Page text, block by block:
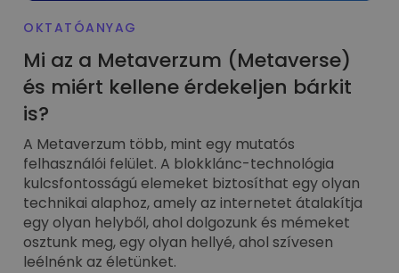
OKTATÓANYAG
Mi az a Metaverzum (Metaverse)
és miért kellene érdekeljen bárkit
is?
A Metaverzum több, mint egy mutatós
felhasználói felület. A blokklánc-technológia
kulcsfontosságú elemeket biztosíthat egy olyan
technikai alaphoz, amely az internetet átalakítja
egy olyan helyből, ahol dolgozunk és mémeket
osztunk meg, egy olyan hellyé, ahol szívesen
leélnénk az életünket.